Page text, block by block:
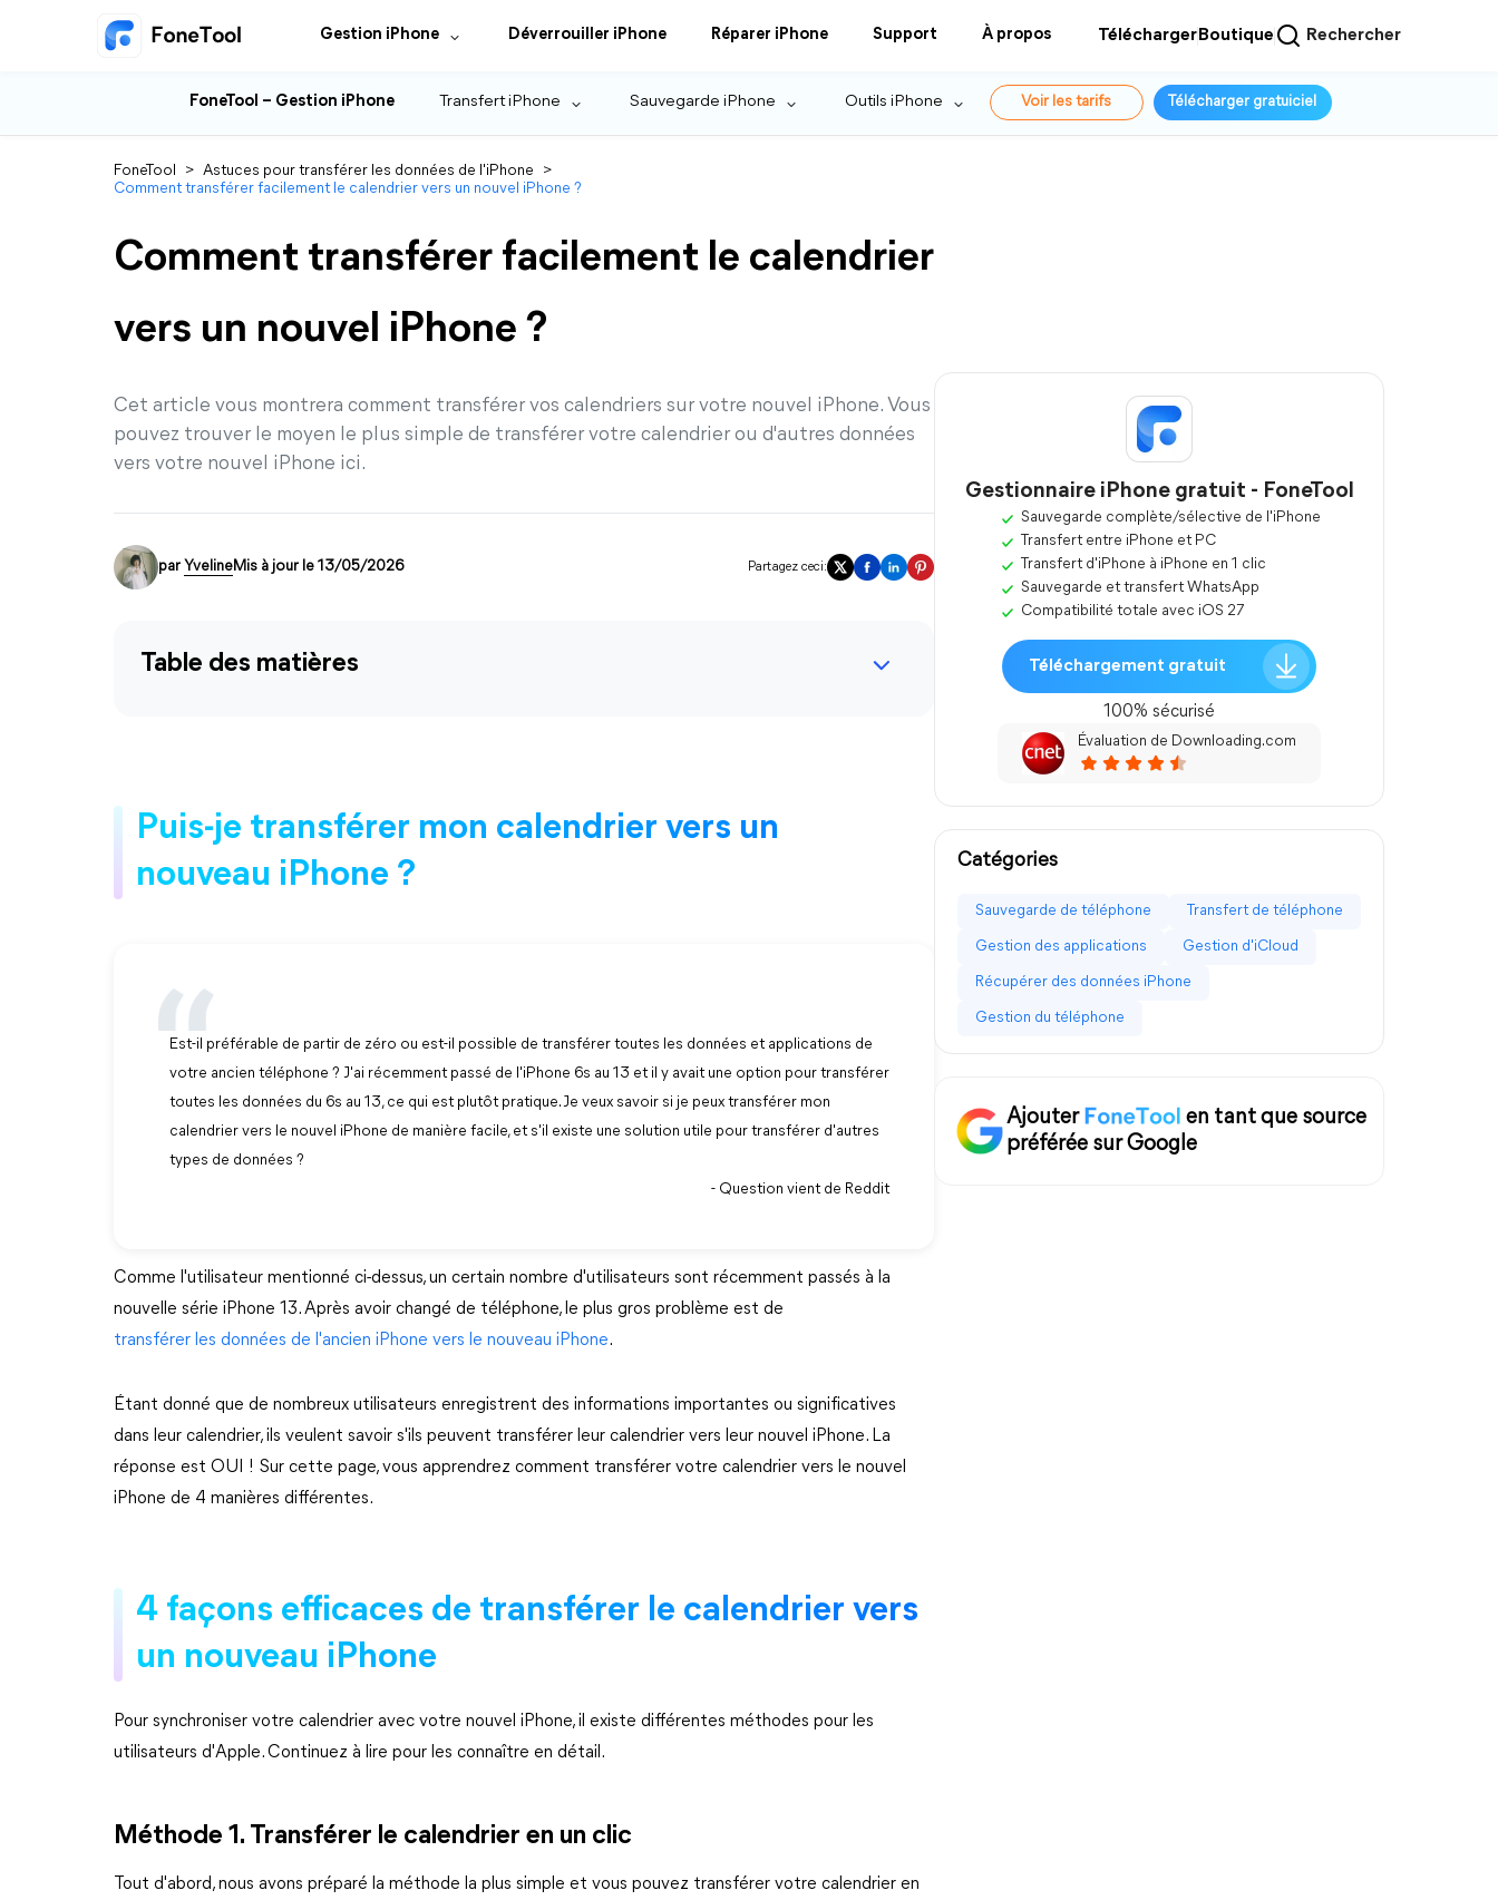
Gestion iPhone Déverrouiller iPhone Réparer iPhone Support À propos Télécharger Boutique Rechercher
FoneTool – Gestion iPhone Transfert iPhone Sauvegarde iPhone Outils iPhone Voir les tarifs Télécharger gratuiciel
FoneTool > Astuces pour transférer les données de l'iPhone
>
Comment transférer facilement le calendrier vers un nouvel iPhone ?
Comment transférer facilement le calendrier
vers un nouvel iPhone ?
Cet article vous montrera comment transférer vos calendriers sur votre nouvel iPhone. Vous
pouvez trouver le moyen le plus simple de transférer votre calendrier ou d'autres données
vers votre nouvel iPhone ici.
par YvelineMis à jour le 13/05/2026 Partagez ceci:
Table des matières
Puis-je transférer mon calendrier vers un
nouveau iPhone ?
Est-il préférable de partir de zéro ou est-il possible de transférer toutes les données et applications de
votre ancien téléphone ? J'ai récemment passé de l'iPhone 6s au 13 et il y avait une option pour transférer
toutes les données du 6s au 13, ce qui est plutôt pratique. Je veux savoir si je peux transférer mon
calendrier vers le nouvel iPhone de manière facile, et s'il existe une solution utile pour transférer d'autres
types de données ?
- Question vient de Reddit
Comme l'utilisateur mentionné ci-dessus, un certain nombre d'utilisateurs sont récemment passés à la
nouvelle série iPhone 13. Après avoir changé de téléphone, le plus gros problème est de
transférer les données de l'ancien iPhone vers le nouveau iPhone.
Étant donné que de nombreux utilisateurs enregistrent des informations importantes ou significatives
dans leur calendrier, ils veulent savoir s'ils peuvent transférer leur calendrier vers leur nouvel iPhone. La
réponse est OUI ! Sur cette page, vous apprendrez comment transférer votre calendrier vers le nouvel
iPhone de 4 manières différentes.
4 façons efficaces de transférer le calendrier vers
un nouveau iPhone
Pour synchroniser votre calendrier avec votre nouvel iPhone, il existe différentes méthodes pour les
utilisateurs d'Apple. Continuez à lire pour les connaître en détail.
Méthode 1. Transférer le calendrier en un clic
Tout d'abord, nous avons préparé la méthode la plus simple et vous pouvez transférer votre calendrier en
Gestionnaire iPhone gratuit - FoneTool
Sauvegarde complète/sélective de l'iPhone
Transfert entre iPhone et PC
Transfert d'iPhone à iPhone en 1 clic
Sauvegarde et transfert WhatsApp
Compatibilité totale avec iOS 27
Téléchargement gratuit
100% sécurisé
Évaluation de Downloading.com
Catégories
Sauvegarde de téléphone Transfert de téléphone
Gestion des applications Gestion d'iCloud
Récupérer des données iPhone
Gestion du téléphone
Ajouter
en tant que source
préférée sur Google